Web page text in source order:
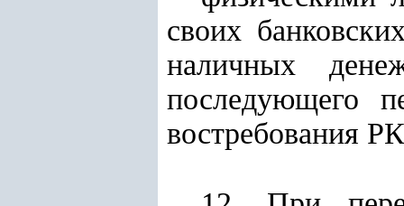
своих
наличных
последующего
востребования